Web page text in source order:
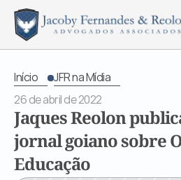
Início
JFR na Mídia
26 de abril de 2022
Jaques Reolon
jornal goiano sobre
Educação